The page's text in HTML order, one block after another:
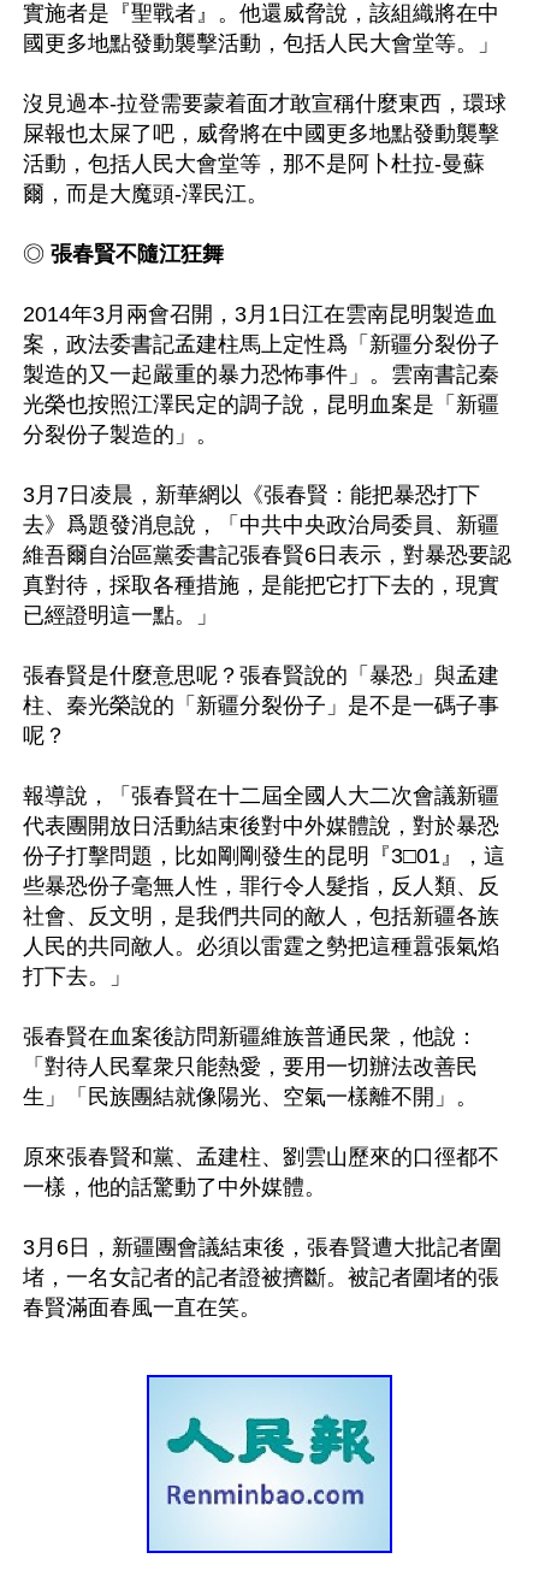
實施者是『聖戰者』。他還威脅說，該組織將在中
國更多地點發動襲擊活動，包括人民大會堂等。」
沒見過本-拉登需要蒙着面才敢宣稱什麼東西，環球
屎報也太屎了吧，威脅將在中國更多地點發動襲擊
活動，包括人民大會堂等，那不是阿卜杜拉-曼蘇
◎ 張春賢不隨江狂舞
2014年3月兩會召開，3月1日江在雲南昆明製造血
案，政法委書記孟建柱馬上定性爲「新疆分裂份子
製造的又一起嚴重的暴力恐怖事件」。雲南書記秦
光榮也按照江澤民定的調子說，昆明血案是「新疆
分裂份子製造的」。
3月7日凌晨，新華網以《張春賢：能把暴恐打下
去》爲題發消息說，「中共中央政治局委員、新疆
維吾爾自治區黨委書記張春賢6日表示，對暴恐要認
真對待，採取各種措施，是能把它打下去的，現實
已經證明這一點。」
張春賢是什麼意思呢？張春賢說的「暴恐」與孟建
柱、秦光榮說的「新疆分裂份子」是不是一碼子事
呢？
報導說，「張春賢在十二屆全國人大二次會議新疆
代表團開放日活動結束後對中外媒體說，對於暴恐
份子打擊問題，比如剛剛發生的昆明『3□01』，這
些暴恐份子毫無人性，罪行令人髮指，反人類、反
社會、反文明，是我們共同的敵人，包括新疆各族
人民的共同敵人。必須以雷霆之勢把這種囂張氣焰
打下去。」
張春賢在血案後訪問新疆維族普通民衆，他說：
「對待人民羣衆只能熱愛，要用一切辦法改善民
生」「民族團結就像陽光、空氣一樣離不開」。
原來張春賢和黨、孟建柱、劉雲山歷來的口徑都不
一樣，他的話驚動了中外媒體。
3月6日，新疆團會議結束後，張春賢遭大批記者圍
堵，一名女記者的記者證被擠斷。被記者圍堵的張